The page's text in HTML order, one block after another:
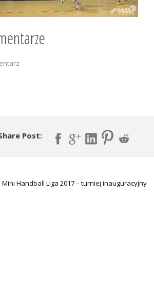
Post:
Mini Handball Liga 2017 – turniej inauguracyjny